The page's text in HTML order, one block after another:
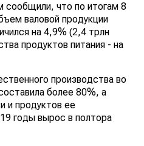
сообщили, что по итогам 8
валовой продукции
на 4,9% (2,4 трлн
продуктов питания - на
производства во
более 80%, а
и продуктов ее
годы вырос в полтора